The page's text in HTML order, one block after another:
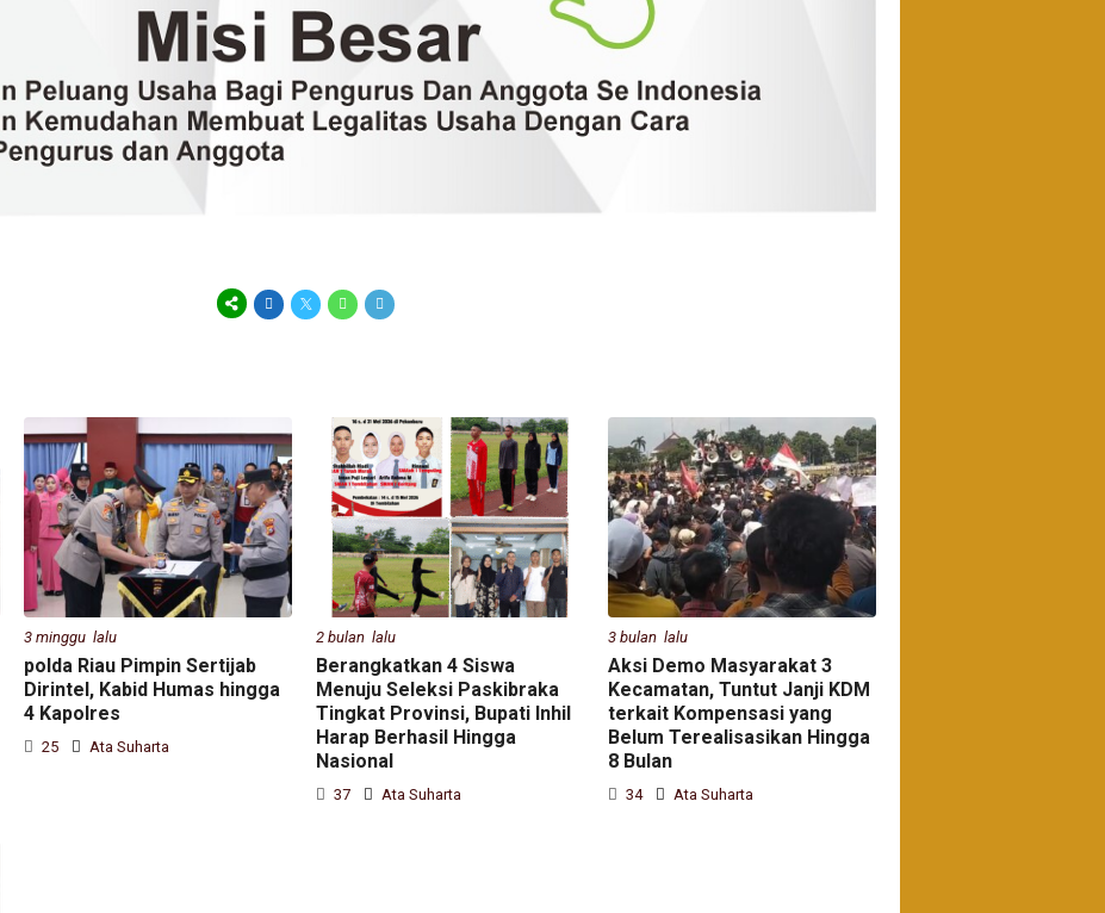
3 minggu lalu
polda Riau Pimpin Sertijab
Dirintel, Kabid Humas hingga
4 Kapolres
25 Ata Suharta
2 bulan lalu
Berangkatkan 4 Siswa
Menuju Seleksi Paskibraka
Tingkat Provinsi, Bupati Inhil
Harap Berhasil Hingga
Nasional
37 Ata Suharta
3 bulan lalu
Aksi Demo Masyarakat 3
Kecamatan, Tuntut Janji KDM
terkait Kompensasi yang
Belum Terealisasikan Hingga
8 Bulan
34 Ata Suharta